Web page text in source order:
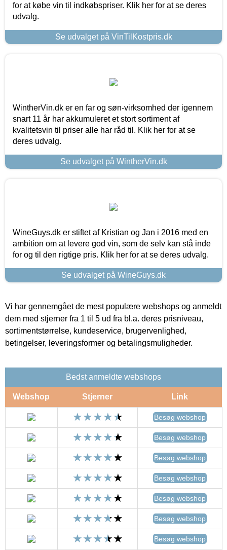
for at købe vin til indkøbspriser. Klik her for at se deres
udvalg.
Se udvalget på VinTilKostpris.dk
WintherVin.dk er en far og søn-virksomhed der igennem
snart 11 år har akkumuleret et stort sortiment af
kvalitetsvin til priser alle har råd til. Klik her for at se
deres udvalg.
Se udvalget på WintherVin.dk
WineGuys.dk er stiftet af Kristian og Jan i 2016 med en
ambition om at levere god vin, som de selv kan stå inde
for og til den rigtige pris. Klik her for at se deres udvalg.
Se udvalget på WineGuys.dk
Vi har gennemgået de mest populære webshops og anmeldt
dem med stjerner fra 1 til 5 ud fra bl.a. deres prisniveau,
sortimentstørrelse, kundeservice, brugervenlighed,
betingelser, leveringsformer og betalingsmuligheder.
Bedst anmeldte webshops
Webshop Stjerner Link
Besøg webshop
Besøg webshop
Besøg webshop
Besøg webshop
Besøg webshop
Besøg webshop
Besøg webshop